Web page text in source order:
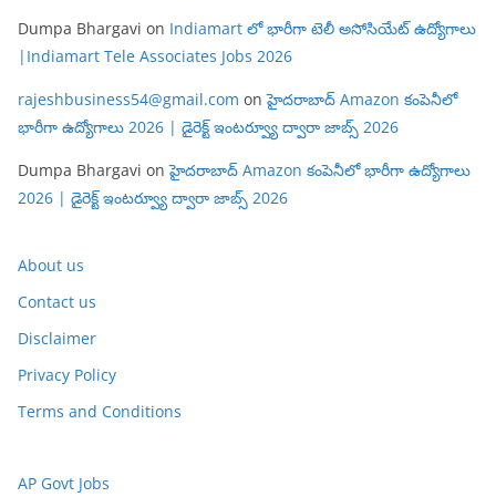
Dumpa Bhargavi on Indiamart లో భారీగా టెలీ అసోసియేట్ ఉద్యోగాలు
|Indiamart Tele Associates Jobs 2026
rajeshbusiness54@gmail.com onహైదరాబాద్ Amazon కంపెనీలో
భారీగా ఉద్యోగాలు 2026 | డైరెక్ట్ ఇంటర్వ్యూ ద్వారా జాబ్స్ 2026
Dumpa Bhargavi onహైదరాబాద్ Amazon కంపెనీలో భారీగా ఉద్యోగాలు
2026 | డైరెక్ట్ ఇంటర్వ్యూ ద్వారా జాబ్స్ 2026
About us
Contact us
Disclaimer
Privacy Policy
Terms and Conditions
AP Govt Jobs